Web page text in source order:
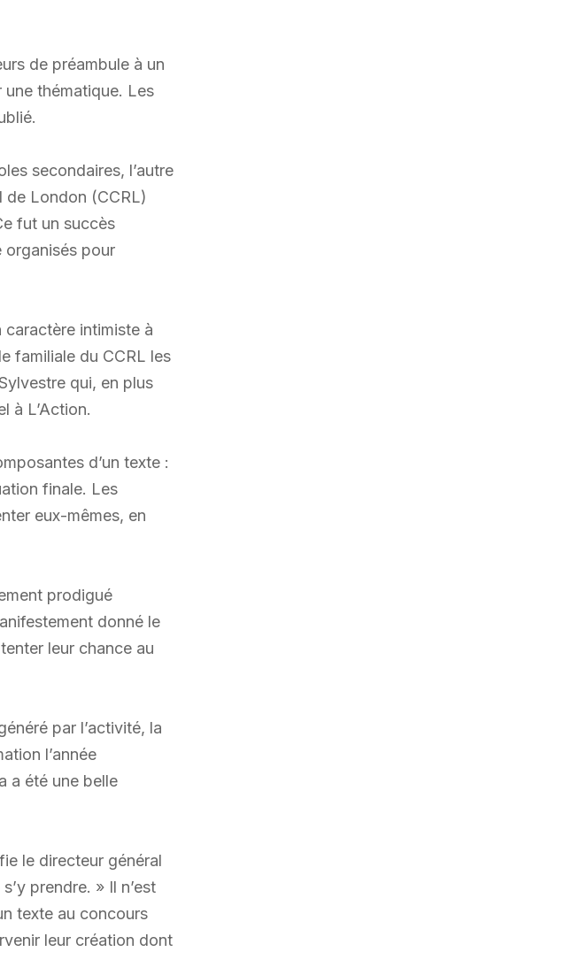
de préambule à un
thématique. Les
secondaires, l’autre
de London (CCRL)
fut un succès
organisés pour
intimiste à
familiale du CCRL les
qui, en plus
à L’Action.
d’un texte :
finale. Les
eux-mêmes, en
prodigué
donné le
leur chance au
par l’activité, la
l’année
a été une belle
le directeur général
prendre. » Il n’est
texte au concours
leur création dont